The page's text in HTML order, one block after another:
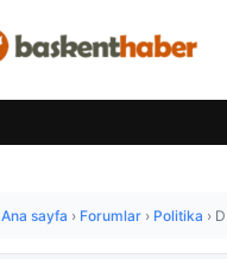
Ana sayfa › Forumlar › Politika ›